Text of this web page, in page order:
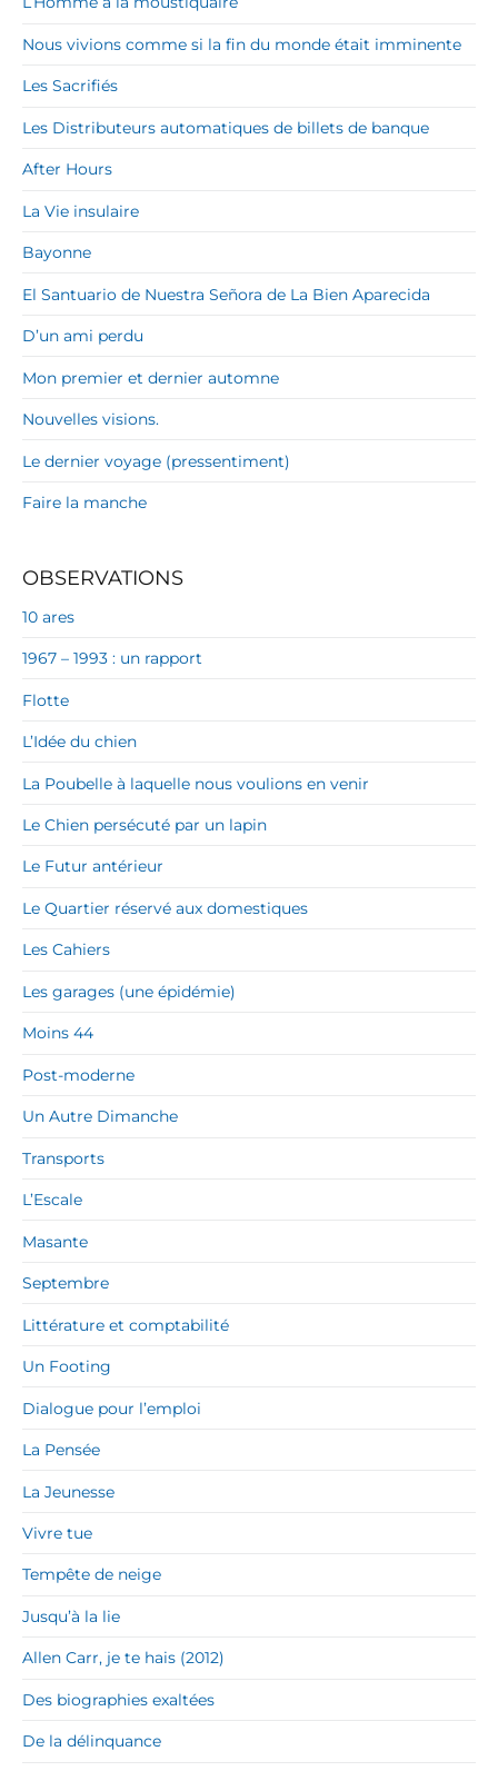
Nous vivions comme si la fin du monde était imminente
Les Sacrifiés
Les Distributeurs automatiques de billets de banque
After Hours
La Vie insulaire
Bayonne
El Santuario de Nuestra Señora de La Bien Aparecida
D’un ami perdu
Mon premier et dernier automne
Nouvelles visions.
Le dernier voyage (pressentiment)
Faire la manche
OBSERVATIONS
10 ares
1967 – 1993 : un rapport
Flotte
L’Idée du chien
La Poubelle à laquelle nous voulions en venir
Le Chien persécuté par un lapin
Le Futur antérieur
Le Quartier réservé aux domestiques
Les Cahiers
Les garages (une épidémie)
Moins 44
Post-moderne
Un Autre Dimanche
Transports
L’Escale
Masante
Septembre
Littérature et comptabilité
Un Footing
Dialogue pour l’emploi
La Pensée
La Jeunesse
Vivre tue
Tempête de neige
Jusqu’à la lie
Allen Carr, je te hais (2012)
Des biographies exaltées
De la délinquance